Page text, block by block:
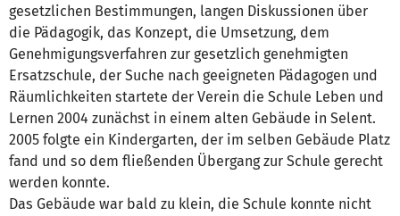
gesetzlichen Bestimmungen, langen Diskussionen über
die Pädagogik, das Konzept, die Umsetzung, dem
Genehmigungsverfahren zur gesetzlich genehmigten
Ersatzschule, der Suche nach geeigneten Pädagogen und
Räumlichkeiten startete der Verein die Schule Leben und
Lernen 2004 zunächst in einem alten Gebäude in Selent.
2005 folgte ein Kindergarten, der im selben Gebäude Platz
fand und so dem fließenden Übergang zur Schule gerecht
werden konnte.
Das Gebäude war bald zu klein, die Schule konnte nicht